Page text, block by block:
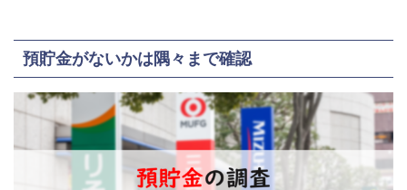
預貯金がないかは隅々まで確認